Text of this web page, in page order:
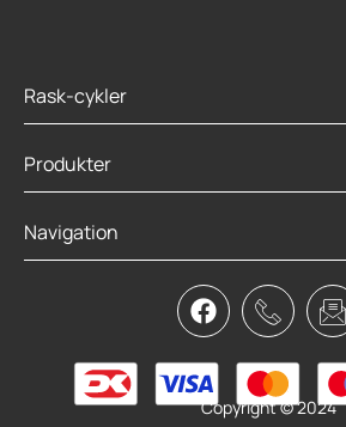
SKS X-tra Dry XL Bag
169,95 kr.
Tilføj til kurv
Rask-cykler
Produkter
Navigation
Copyright © 2024